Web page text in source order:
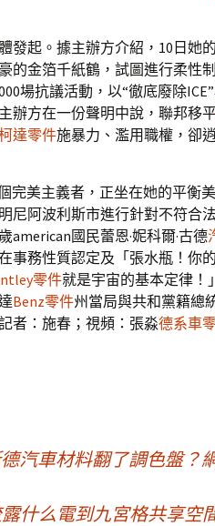
發起。據主辦方介紹，10日她
的金箔千紙鶴，試圖進行柔性
場抗議活動，以“徹底廢除
辦方在一份聲明中說，聯邦移
達零件施暴力、濫用職權，卻
完美主義者，正坐在她的平衡
尼阿波利斯市進行針對不符合
國民蕾恩·妮科爾·古德
事務性質認定及「張水瓶！你
零件就是宇宙的基本定律！
Benz零件州當局與共和黨籍總
者：施春；視頻：張淼德系車
德汽車材料翻了調色盤？
什么電到九宮格共享空